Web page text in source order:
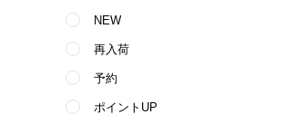
NEW
再入荷
予約
ポイントUP